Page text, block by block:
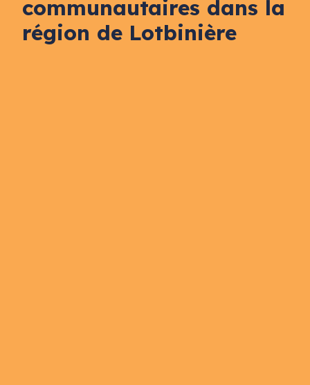
communautaires dans la
région de Lotbinière